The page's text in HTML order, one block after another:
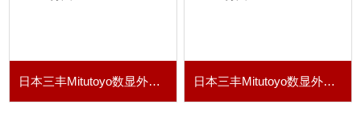
日本三丰Mitutoyo数显外径千分尺293-232-30 日本三丰Mitutoyo数显外径千分尺293-231-30